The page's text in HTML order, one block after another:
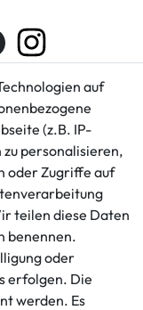
auf
(z.B. IP-
zu personalisieren,
oder Zugriffe auf
teilen diese Daten
benennen.
oder
erfolgen. Die
werden. Es